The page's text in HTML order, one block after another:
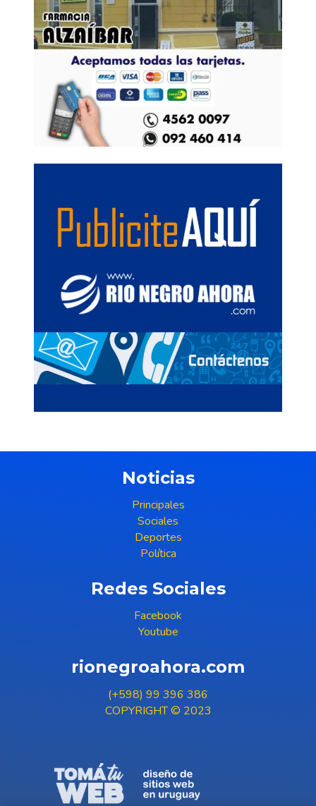
Noticias
Principales
Sociales
Deportes
Política
Redes Sociales
Facebook
Youtube
rionegroahora.com
(+598) 99 396 386
COPYRIGHT © 2023